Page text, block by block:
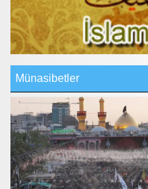
Münasibetler